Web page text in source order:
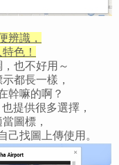
辨識，
色！
也不好用～
都長一樣，
幹嘛的啊？
提供很多選擇，
圖標，
己找圖上傳使用。